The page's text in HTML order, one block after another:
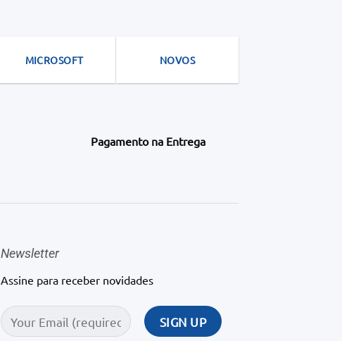
MICROSOFT NOVOS
Pagamento na Entrega
Newsletter
Assine para receber novidades